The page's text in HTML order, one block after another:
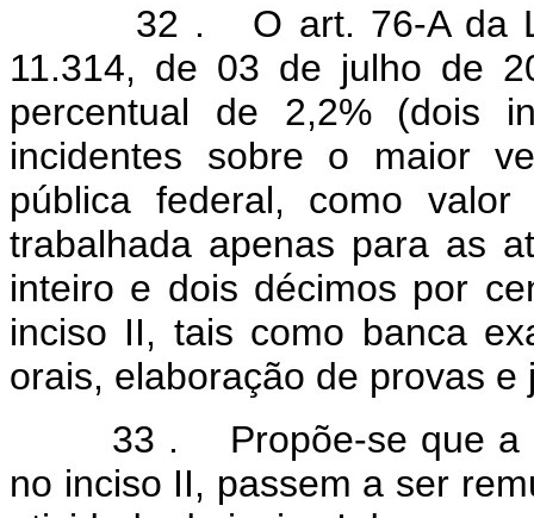
32 . O art. 76-A da
11.314, de 03 de julho de
percentual de 2,2% (dois
incidentes sobre o maior
pública federal, como
trabalhada apenas para as
inteiro e dois décimos por
inciso II, tais como banca
orais, elaboração de provas
33 . Propõe-se que a
no inciso II, passem a ser